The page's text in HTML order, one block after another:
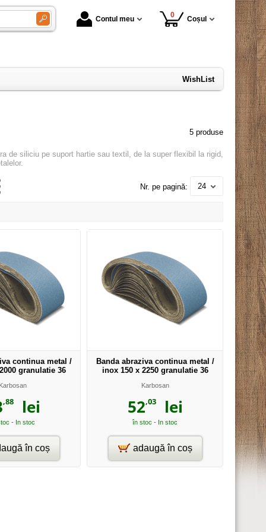
Contul meu 0 Coșul
WishList
5 produse
de siliciu pe suport hartie sau textil, de la super flexibil la rigid,
Nr. pe pagină: 24
continua metal /
granulatie 36
Karbosan
,88lei
- In stoc
în coș
Banda abraziva continua metal /
inox 150 x 2250 granulatie 36
Karbosan
52,03lei
în stoc - In stoc
adaugă în coș